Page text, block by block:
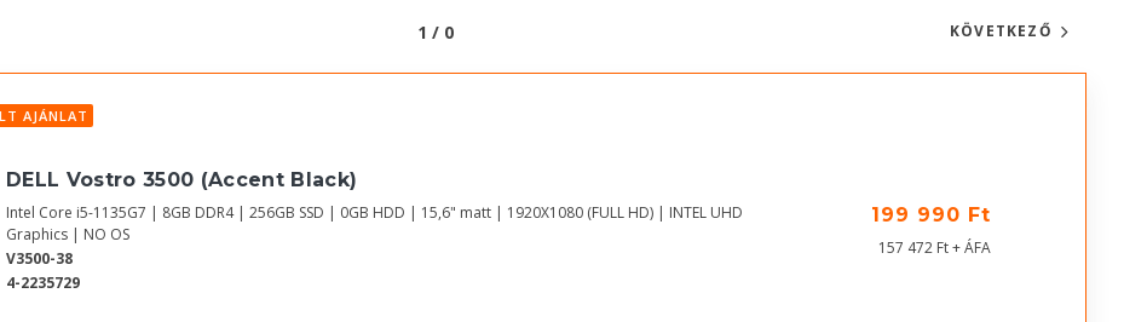
1 / 0 KÖVETKEZŐ
AJÁNLAT
DELL Vostro 3500 (Accent Black)
Intel Core i5-1135G7 | 8GB DDR4 | 256GB SSD | 0GB HDD | 15,6" matt | 1920X1080 (FULL HD) | INTEL UHD
Graphics | NO OS
V3500-38
4-2235729
199 990 Ft
157 472 Ft + ÁFA